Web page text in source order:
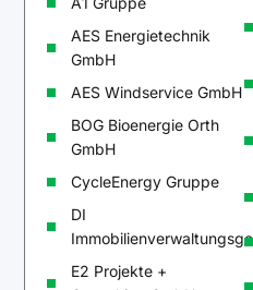
AES Energietechnik
GmbH
AES Windservice GmbH
BOG Bioenergie Orth
GmbH
CycleEnergy Gruppe
DI
E2 Projekte +